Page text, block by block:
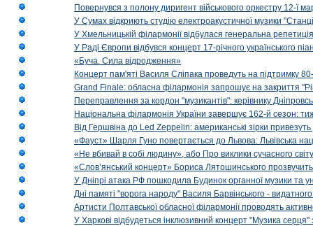
Повернувся з полону диригент військового оркестру 12-ї
У Сумах відкриють студію електроакустичної музики
У Хмельницькій філармонії відбулася генеральна
У Раді Європи відбувся концерт 17-річного українського
«Буча. Сила відродження»
Концерт пам'яті Василя Сліпака проведуть на підтримку
Grand Finale: обласна філармонія запрошує на закриття
Переправлення за кордон "музикантів": керівнику
Національна філармонія України завершує 162-й сезон:
Від Гершвіна до Led Zeppelin: американські зірки
«Фауст» Шарля Гуно повертається до Львова: Львівська
«Не вбивай в собі людину», або Про виклики сучасного світу
«Слов’янський концерт» Бориса Лятошинського
У Дніпрі атака РФ пошкодила Будинок органної музики та
Дні памяті "ворога народу" Василя Барвінського -
Артисти Полтавської обласної філармонії проводять
У Харкові відбудеться інклюзивний концерт "Музика